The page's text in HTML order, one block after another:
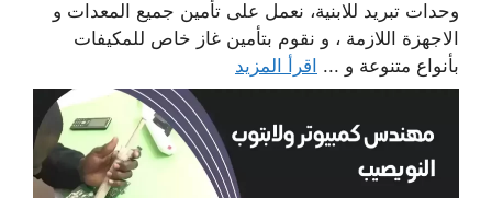
وحدات تبريد للابنية، نعمل على تأمين جميع المعدات و
الاجهزة اللازمة ، و نقوم بتأمين غاز خاص للمكيفات
بأنواع متنوعة و ... اقرأ المزيد